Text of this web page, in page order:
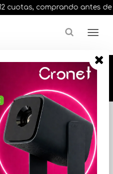
comprando antes de
nuestros artículos,
13 hrs. envíos en el